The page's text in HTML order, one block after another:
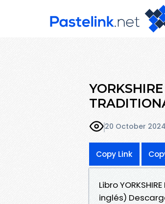
20 October 2024
Copy Link
Libro
inglés)